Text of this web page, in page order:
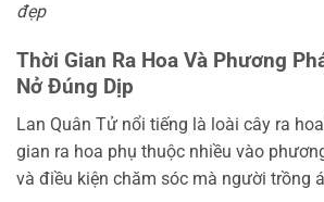
đẹp
Thời Gian Ra Hoa Và Phương
Nở Đúng Dịp
Lan Quân Tử nổi tiếng là loài cây ra
gian ra hoa phụ thuộc nhiều vào
và điều kiện chăm sóc mà người trồng